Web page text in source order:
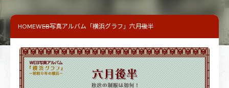
HOMEWEB写真アルバム「横浜グラフ」 六月後半